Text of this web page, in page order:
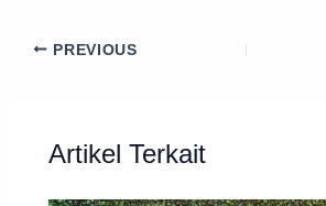
PREVIOUS
Artikel Terkait